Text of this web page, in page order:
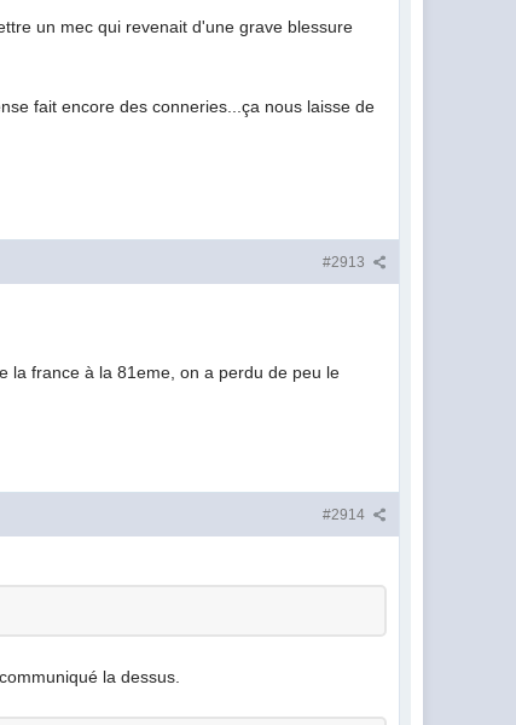
un mec qui revenait d'une grave blessure
fait encore des conneries...ça nous laisse de
#2913
la france à la 81eme, on a perdu de peu le
#2914
la dessus.